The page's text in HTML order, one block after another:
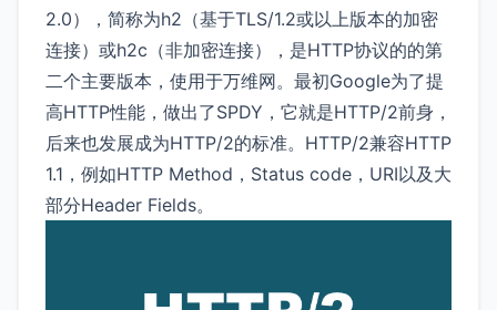
2.0），简称为h2（基于TLS/1.2或以上版本的加密
连接）或h2c（非加密连接），是HTTP协议的的第
二个主要版本，使用于万维网。最初Google为了提
高HTTP性能，做出了SPDY，它就是HTTP/2前身，
后来也发展成为HTTP/2的标准。HTTP/2兼容HTTP
1.1，例如HTTP Method，Status code，URI以及大
部分Header Fields。